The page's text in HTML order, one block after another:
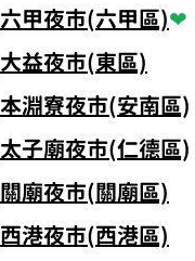
六甲夜市(六甲區)❤
大益夜市(東區)
本淵寮夜市(安南區)
太子廟夜市(仁德區)
關廟夜市(關廟區)
西港夜市(西港區)